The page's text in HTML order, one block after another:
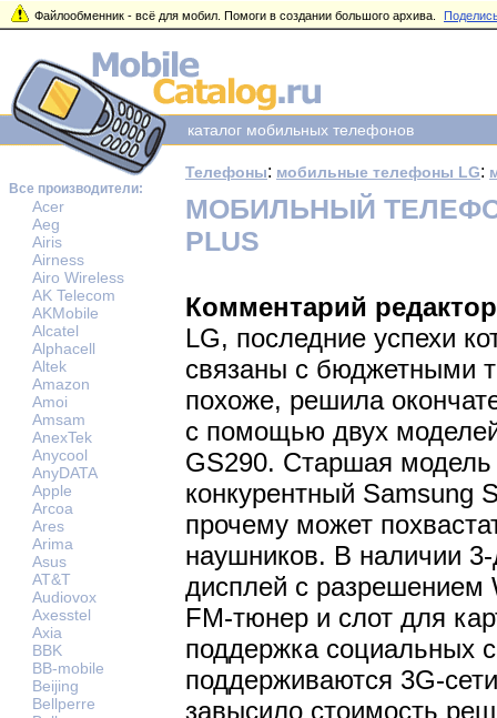
Файлообменник - всё для мобил. Помоги в создании большого архива.
Все производители:
Acer
Aeg
Airis
Airness
Airo Wireless
AK Telecom
AKMobile
Alcatel
Alphacell
Altek
Amazon
Amoi
Amsam
AnexTek
Anycool
AnyDATA
Apple
Arcoa
Ares
Arima
Asus
AT&T
Audiovox
Axesstel
Axia
BBK
BB-mobile
Beijing
Bellperre
каталог мобильных телефонов
Телефоны: мобильные телефоны LG:
МОБИЛЬНЫЙ ТЕЛЕФОН
PLUS
Комментарий
LG, последние успехи
связаны с бюджетными
похоже, решила
с помощью двух
GS290. Старшая модель
конкурентный Samsung
прочему может
наушников. В наличии
дисплей с разрешением
FM-тюнер и слот для
поддержка социальных
поддерживаются 3G-
завысило стоимость